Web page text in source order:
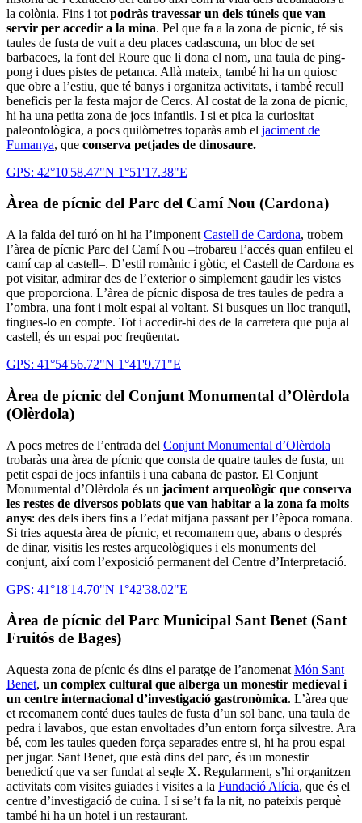
la colònia. Fins i tot podràs travessar un dels túnels que van
servir per accedir a la mina. Pel que fa a la zona de pícnic, té sis
taules de fusta de vuit a deu places cadascuna, un bloc de set
barbacoes, la font del Roure que li dona el nom, una taula de ping-
pong i dues pistes de petanca. Allà mateix, també hi ha un quiosc
que obre a l’estiu, que té banys i organitza activitats, i també recull
beneficis per la festa major de Cercs. Al costat de la zona de pícnic,
hi ha una petita zona de jocs infantils. I si et pica la curiositat
paleontològica, a pocs quilòmetres toparàs amb el jaciment de
Fumanya, que conserva petjades de dinosaure.
GPS: 42°10'58.47"N 1°51'17.38"E
Àrea de pícnic del Parc del Camí Nou (Cardona)
A la falda del turó on hi ha l’imponent Castell de Cardona, trobem
l’àrea de pícnic Parc del Camí Nou –trobareu l’accés quan enfileu el
camí cap al castell–. D’estil romànic i gòtic, el Castell de Cardona es
pot visitar, admirar des de l’exterior o simplement gaudir les vistes
que proporciona. L’àrea de pícnic disposa de tres taules de pedra a
l’ombra, una font i molt espai al voltant. Si busques un lloc tranquil,
tingues-lo en compte. Tot i accedir-hi des de la carretera que puja al
castell, és un espai poc freqüentat.
GPS: 41°54'56.72"N 1°41'9.71"E
Àrea de pícnic del Conjunt Monumental d’Olèrdola
(Olèrdola)
A pocs metres de l’entrada del Conjunt Monumental d’Olèrdola
trobaràs una àrea de pícnic que consta de quatre taules de fusta, un
petit espai de jocs infantils i una cabana de pastor. El Conjunt
Monumental d’Olèrdola és un jaciment arqueològic que conserva
les restes de diversos poblats que van habitar a la zona fa molts
anys: des dels ibers fins a l’edat mitjana passant per l’època romana.
Si tries aquesta àrea de pícnic, et recomanem que, abans o després
de dinar, visitis les restes arqueològiques i els monuments del
conjunt, així com l’exposició permanent del Centre d’Interpretació.
GPS: 41°18'14.70"N 1°42'38.02"E
Àrea de pícnic del Parc Municipal Sant Benet (Sant
Fruitós de Bages)
Aquesta zona de pícnic és dins el paratge de l’anomenat Món Sant
Benet, un complex cultural que alberga un monestir medieval i
un centre internacional d’investigació gastronòmica. L’àrea que
et recomanem conté dues taules de fusta d’un sol banc, una taula de
pedra i lavabos, que estan envoltades d’un entorn força silvestre. Ara
bé, com les taules queden força separades entre si, hi ha prou espai
per jugar. Sant Benet, que està dins del parc, és un monestir
benedictí que va ser fundat al segle X. Regularment, s’hi organitzen
activitats com visites guiades i visites a la Fundació Alícia, que és el
centre d’investigació de cuina. I si se’t fa la nit, no pateixis perquè
també hi ha un hotel i un restaurant.